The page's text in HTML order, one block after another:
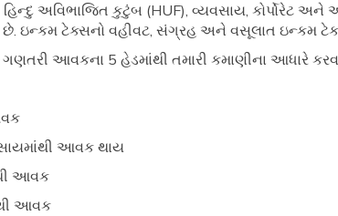
હિન્દુ અવિભાજિત કુટુંબ (HUF), વ્યવસાય,
ઇન્કમ ટેક્સનો વહીવટ, સંગ્રહ અને વસૂલાત ઇન્કમ
ગણતરી આવકના 5 હેડમાંથી તમારી કમાણીના આધારે
આવક થાય
આવક
આવક